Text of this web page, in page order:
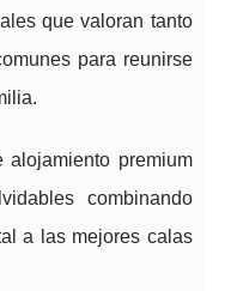
que valoran tanto
para reunirse
alojamiento premium
combinando
a las mejores calas